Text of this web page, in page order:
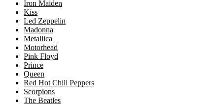
Iron Maiden
Kiss
Led Zeppelin
Madonna
Metallica
Motorhead
Pink Floyd
Prince
Queen
Red Hot Chili Peppers
Scorpions
The Beatles